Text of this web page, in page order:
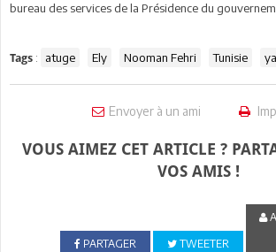
bureau des services de la Présidence du
Tags : atuge Ely Nooman Fehri Tunisie
Envoyer à un ami
VOUS AIMEZ CET ARTICLE ?
VOS AMIS !
PARTAGER TWEETER